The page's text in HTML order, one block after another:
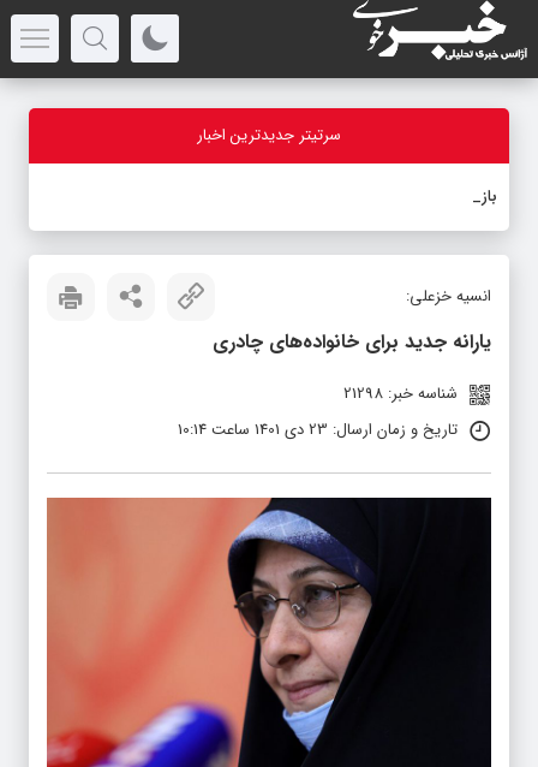
سرتیتر جدیدترین اخبار
بازدید اس
انسیه خزعلی:
یارانه جدید برای خانواده‌های چادری
شناسه خبر: 21298
تاریخ و زمان ارسال: 23 دی 1401 ساعت 10:14